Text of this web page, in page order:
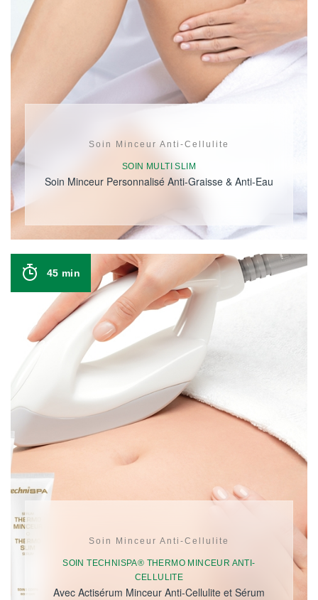
Soin Minceur Anti-Cellulite
SOIN MULTI SLIM
Soin Minceur Personnalisé Anti-Graisse & Anti-Eau
45 min
Soin Minceur Anti-Cellulite
SOIN TECHNISPA® THERMO MINCEUR ANTI-
CELLULITE
Avec Actisérum Minceur Anti-Cellulite et Sérum